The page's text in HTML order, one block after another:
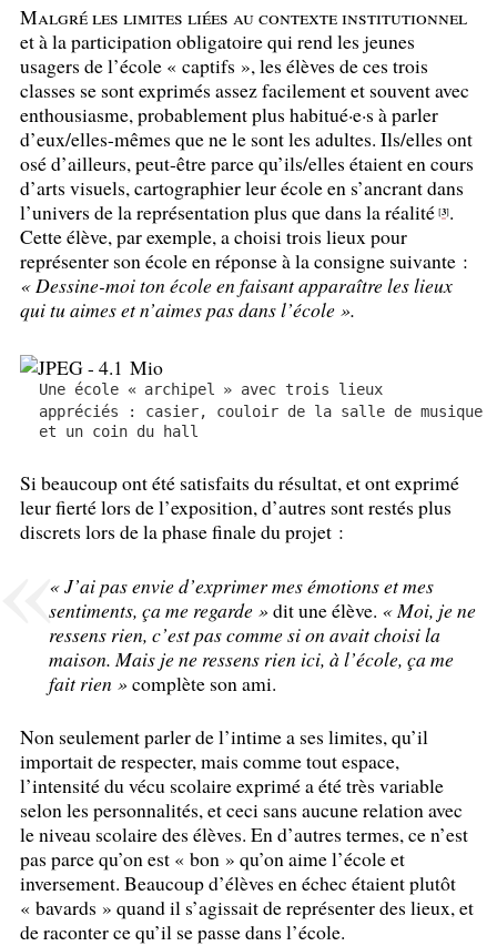
Malgré les limites liées au contexte institutionnel
et à la participation obligatoire qui rend les jeunes
usagers de l’école « captifs », les élèves de ces trois
classes se sont exprimés assez facilement et souvent avec
enthousiasme, probablement plus habitué·e·s à parler
d’eux/elles-mêmes que ne le sont les adultes. Ils/elles ont
osé d’ailleurs, peut-être parce qu’ils/elles étaient en cours
d’arts visuels, cartographier leur école en s’ancrant dans
l’univers de la représentation plus que dans la réalité [3].
Cette élève, par exemple, a choisi trois lieux pour
représenter son école en réponse à la consigne suivante :
« Dessine-moi ton école en faisant apparaître les lieux
qui tu aimes et n’aimes pas dans l’école ».
Une école « archipel
» avec trois lieux
appréciés : casier, couloir de la salle de musique
et un coin du hall
Si beaucoup ont été satisfaits du résultat, et ont exprimé
leur fierté lors de l’exposition, d’autres sont restés plus
discrets lors de la phase finale du projet :
« J’ai pas envie d’exprimer mes émotions et mes
sentiments, ça me regarde » dit une élève. « Moi, je ne
ressens rien, c’est pas comme si on avait choisi la
maison. Mais je ne ressens rien ici, à l’école, ça me
fait rien » complète son ami.
Non seulement parler de l’intime a ses limites, qu’il
importait de respecter, mais comme tout espace,
l’intensité du vécu scolaire exprimé a été très variable
selon les personnalités, et ceci sans aucune relation avec
le niveau scolaire des élèves. En d’autres termes, ce n’est
pas parce qu’on est « bon » qu’on aime l’école et
inversement. Beaucoup d’élèves en échec étaient plutôt
« bavards » quand il s’agissait de représenter des lieux, et
de raconter ce qu’il se passe dans l’école.